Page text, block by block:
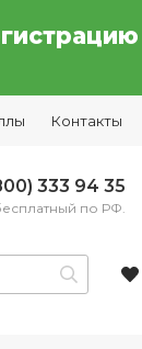
Контакты
333 94 35
по РФ.